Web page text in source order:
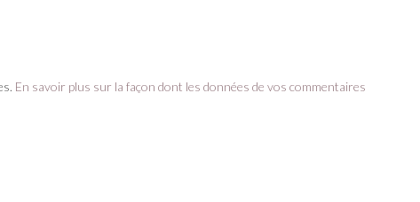
En savoir plus sur la façon dont les données de vos commentaires